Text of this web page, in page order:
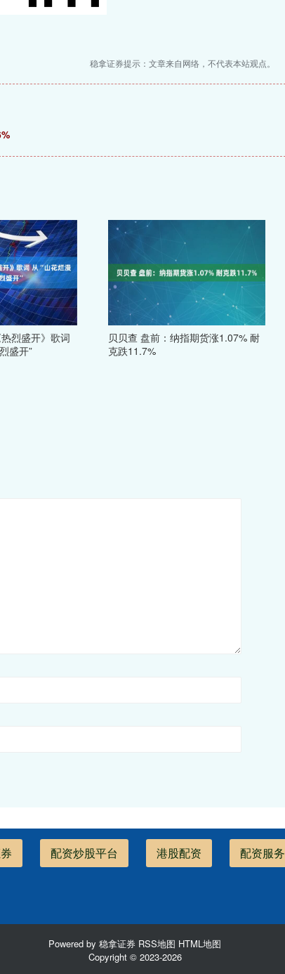
稳拿证券提示：文章来自网络，不代表本站观点。
烈盛开》歌词
盛开”
贝贝查 盘前：纳指期货涨1.07% 耐
克跌11.7%
配资炒股平台 港股配资 配资服务
Powered by 稳拿证券 RSS地图 HTML地图
Copyright © 2023-2026